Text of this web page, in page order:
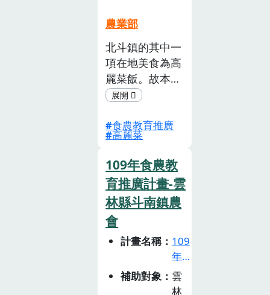
識與記錄家鄉農
作物與文化！
動
(已
農業部
北斗鎮的其中一
項在地美食為高
麗菜飯。故本次
計畫目標作物欲
並且從農事 種
植、銷售管道、
消費採買、在地
飲食特色、食材
加工等角度建構
出豐富的食農價
值鏈。本 次計
畫成果系結合
VR及AR等互動
念，將本次的食
食農教育推廣
高麗菜
109年食農教
育推廣計畫-雲
林縣斗南鎮農
會
計畫名稱
109
年
食
農
補助對象
雲
林